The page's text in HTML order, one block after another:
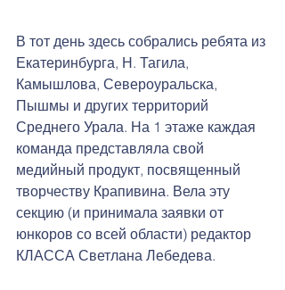
В тот день здесь собрались ребята из
Екатеринбурга, Н. Тагила,
Камышлова, Североуральска,
Пышмы и других территорий
Среднего Урала. На 1 этаже каждая
команда представляла свой
медийный продукт, посвященный
творчеству Крапивина. Вела эту
секцию (и принимала заявки от
юнкоров со всей области) редактор
КЛАССА Светлана Лебедева.